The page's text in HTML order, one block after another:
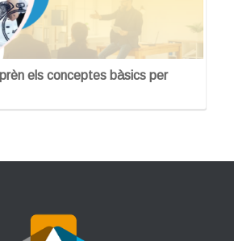
els conceptes bàsics per